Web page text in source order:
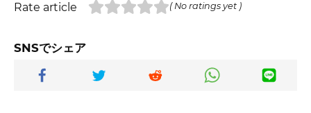
Rate article ( No ratings yet )
SNSでシェア